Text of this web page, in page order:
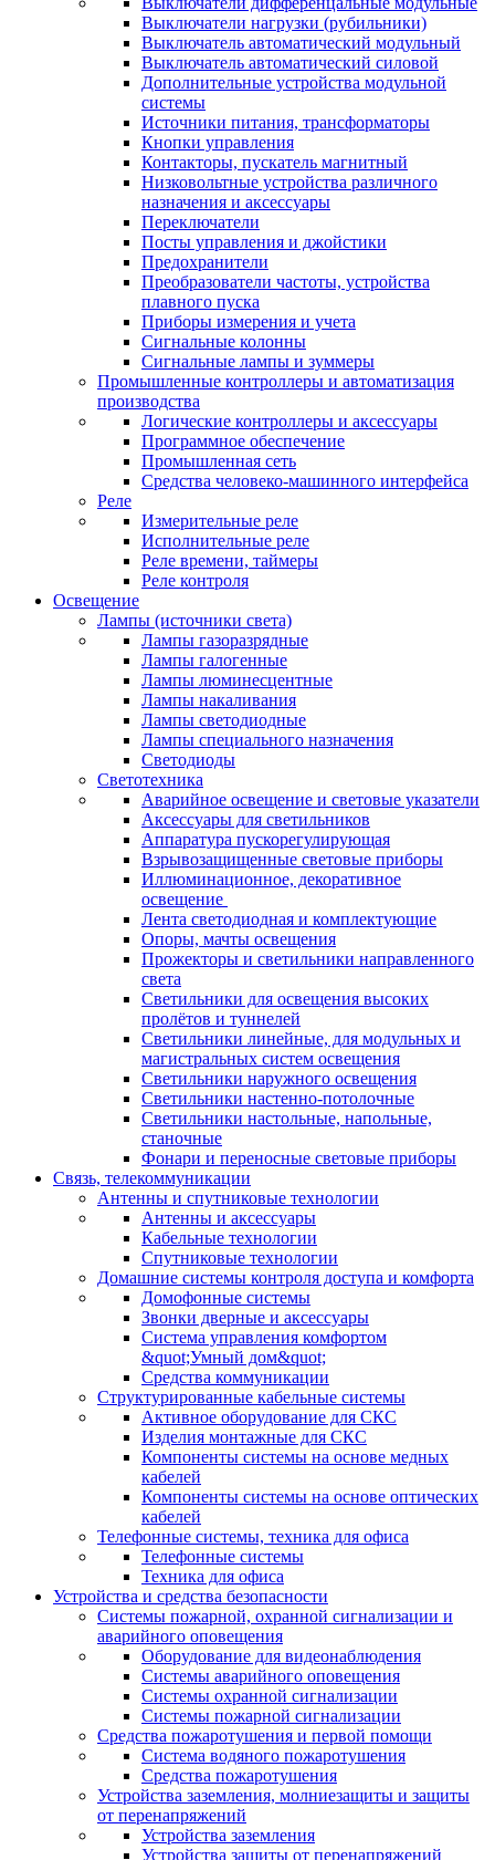
Выключатели нагрузки (рубильники)
Выключатель автоматический модульный
Выключатель автоматический силовой
Дополнительные устройства модульной
системы
Источники питания, трансформаторы
Кнопки управления
Контакторы, пускатель магнитный
Низковольтные устройства различного
назначения и аксессуары
Переключатели
Посты управления и джойстики
Предохранители
Преобразователи частоты, устройства
плавного пуска
Приборы измерения и учета
Сигнальные колонны
Сигнальные лампы и зуммеры
Промышленные контроллеры и автоматизация
производства
Логические контроллеры и аксессуары
Программное обеспечение
Промышленная сеть
Средства человеко-машинного интерфейса
Реле
Измерительные реле
Исполнительные реле
Реле времени, таймеры
Реле контроля
Освещение
Лампы (источники света)
Лампы газоразрядные
Лампы галогенные
Лампы люминесцентные
Лампы накаливания
Лампы светодиодные
Лампы специального назначения
Светодиоды
Светотехника
Аварийное освещение и световые указатели
Аксессуары для светильников
Аппаратура пускорегулирующая
Взрывозащищенные световые приборы
Иллюминационное, декоративное
освещение
Лента светодиодная и комплектующие
Опоры, мачты освещения
Прожекторы и светильники направленного
света
Светильники для освещения высоких
пролётов и туннелей
Светильники линейные, для модульных и
магистральных систем освещения
Светильники наружного освещения
Светильники настенно-потолочные
Светильники настольные, напольные,
станочные
Фонари и переносные световые приборы
Связь, телекоммуникации
Антенны и спутниковые технологии
Антенны и аксессуары
Кабельные технологии
Спутниковые технологии
Домашние системы контроля доступа и комфорта
Домофонные системы
Звонки дверные и аксессуары
Система управления комфортом
&quot;Умный дом&quot;
Средства коммуникации
Структурированные кабельные системы
Активное оборудование для СКС
Изделия монтажные для СКС
Компоненты системы на основе медных
кабелей
Компоненты системы на основе оптических
кабелей
Телефонные системы, техника для офиса
Телефонные системы
Техника для офиса
Устройства и средства безопасности
Системы пожарной, охранной сигнализации и
аварийного оповещения
Оборудование для видеонаблюдения
Системы аварийного оповещения
Системы охранной сигнализации
Системы пожарной сигнализации
Средства пожаротушения и первой помощи
Система водяного пожаротушения
Средства пожаротушения
Устройства заземления, молниезащиты и защиты
от перенапряжений
Устройства заземления
Устройства защиты от перенапряжений